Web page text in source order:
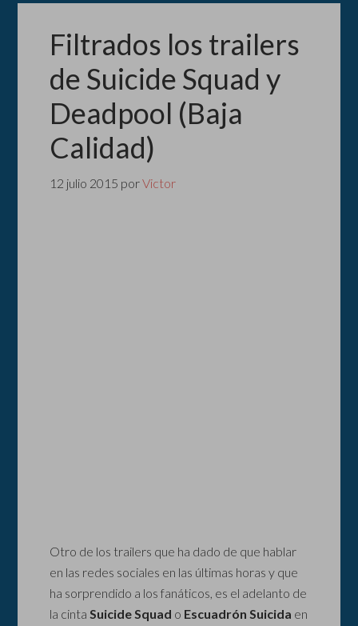
Filtrados los trailers
de Suicide Squad y
Deadpool (Baja
Calidad)
12 julio 2015 porVictor
Otro de los trailers que ha dado de que hablar
en las redes sociales en las últimas horas y que
ha sorprendido a los fanáticos, es el adelanto de
la cintaSuicide Squad o Escuadrón Suicida en